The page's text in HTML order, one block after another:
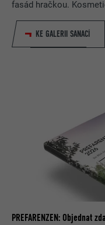
fasád hračkou.
KE GALERII SANACÍ
PREFARENZEN: Objednat